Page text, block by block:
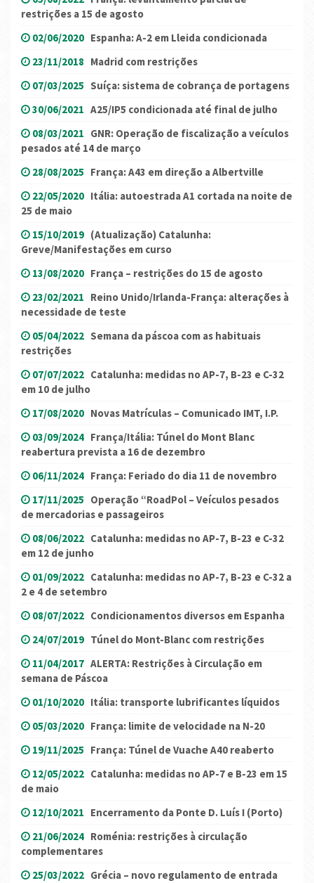
restrições a 15 de agosto
02/06/2020 Espanha: A-2 em Lleida condicionada
23/11/2018 Madrid com restrições
07/03/2025 Suíça: sistema de cobrança de portagens
30/06/2021 A25/IP5 condicionada até final de julho
08/03/2021 GNR: Operação de fiscalização a veículos
pesados até 14 de março
28/08/2025 França: A43 em direção a Albertville
22/05/2020 Itália: autoestrada A1 cortada na noite de
25 de maio
15/10/2019 (Atualização) Catalunha:
Greve/Manifestações em curso
13/08/2020 França – restrições do 15 de agosto
23/02/2021 Reino Unido/Irlanda-França: alterações à
necessidade de teste
05/04/2022 Semana da páscoa com as habituais
restrições
07/07/2022 Catalunha: medidas no AP-7, B-23 e C-32
em 10 de julho
17/08/2020 Novas Matrículas – Comunicado IMT, I.P.
03/09/2024 França/Itália: Túnel do Mont Blanc
reabertura prevista a 16 de dezembro
06/11/2024 França: Feriado do dia 11 de novembro
17/11/2025 Operação “RoadPol – Veículos pesados
de mercadorias e passageiros
08/06/2022 Catalunha: medidas no AP-7, B-23 e C-32
em 12 de junho
01/09/2022 Catalunha: medidas no AP-7, B-23 e C-32 a
2 e 4 de setembro
08/07/2022 Condicionamentos diversos em Espanha
24/07/2019 Túnel do Mont-Blanc com restrições
11/04/2017 ALERTA: Restrições à Circulação em
semana de Páscoa
01/10/2020 Itália: transporte lubrificantes líquidos
05/03/2020 França: limite de velocidade na N-20
19/11/2025 França: Túnel de Vuache A40 reaberto
12/05/2022 Catalunha: medidas no AP-7 e B-23 em 15
de maio
12/10/2021 Encerramento da Ponte D. Luís I (Porto)
21/06/2024 Roménia: restrições à circulação
complementares
25/03/2022 Grécia – novo regulamento de entrada